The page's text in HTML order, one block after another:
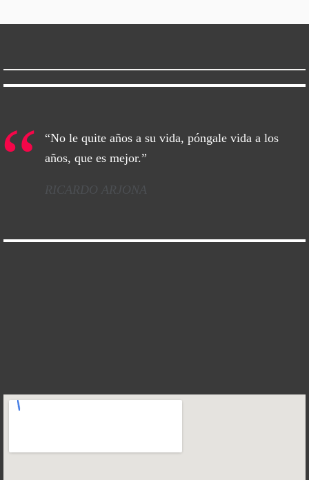
“No le quite años a su vida, póngale vida a los
años, que es mejor.”
RICARDO ARJONA